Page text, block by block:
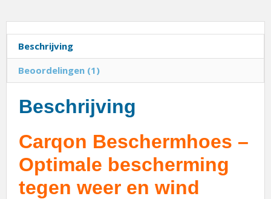
Beschrijving
Beoordelingen (1)
Beschrijving
Carqon Beschermhoes –
Optimale bescherming
tegen weer en wind